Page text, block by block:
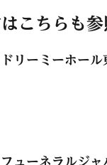
こちらも
ドリーミーホール
フューネラルジャ